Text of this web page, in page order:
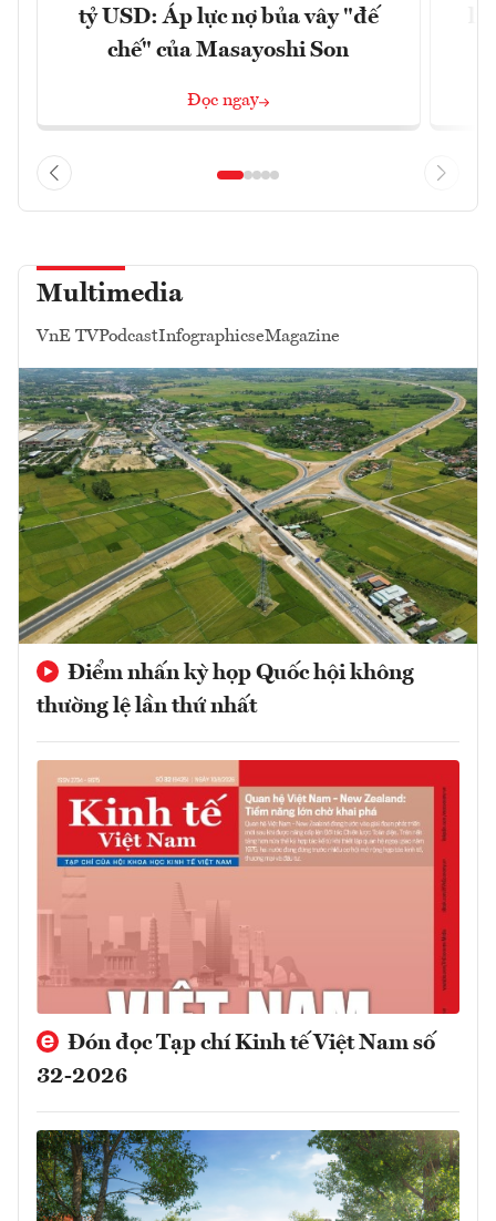
tỷ USD: Áp lực nợ bủa vây "đế
chế" của Masayoshi Son
Đọc ngay
Multimedia
VnE TVPodcastInfographicseMagazine
Điểm nhấn kỳ họp Quốc hội không
thường lệ lần thứ nhất
Đón đọc Tạp chí Kinh tế Việt Nam số
32-2026